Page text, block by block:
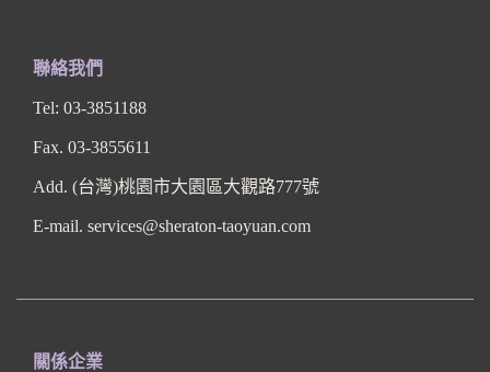
聯絡我們
Tel: 03-3851188
Fax. 03-3855611
Add. (台灣)桃園市大園區大觀路777號
E-mail. services@sheraton-taoyuan.com
關係企業